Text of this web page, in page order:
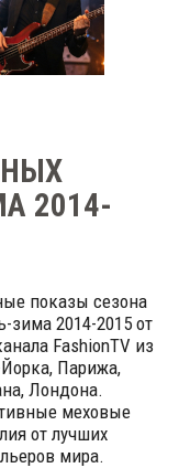
2014-
показы сезона
зима 2014-2015 от
FashionTV из
Парижа,
Лондона.
меховые
от лучших
мира.